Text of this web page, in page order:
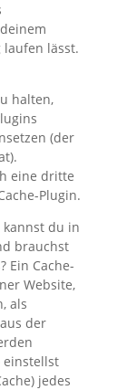
laufen lässt.
halten,
(der
eine dritte
Plugin.
kannst du in
brauchst
Ein Cache-
Website,
als
der
einstellst
jedes